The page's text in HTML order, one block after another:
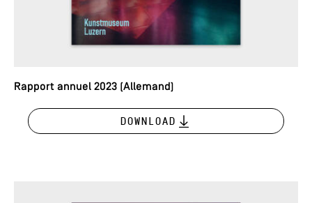
Rapport annuel 2023 (Allemand)
Download